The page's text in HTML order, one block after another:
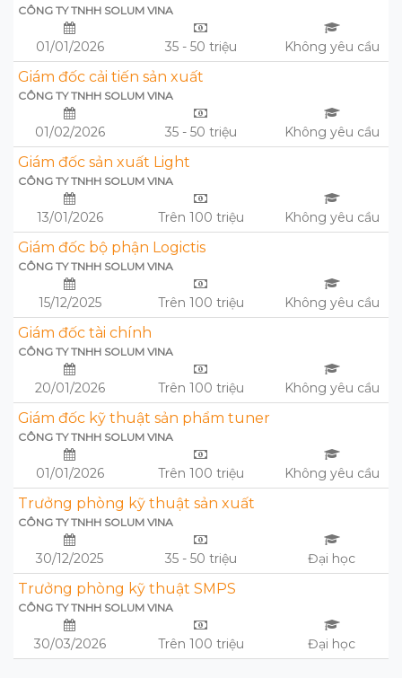
CÔNG TY TNHH SOLUM VINA
01/01/2026 35 - 50 triệu Không yêu cầu
Giám đốc cải tiến sản xuất
CÔNG TY TNHH SOLUM VINA
01/02/2026 35 - 50 triệu Không yêu cầu
Giám đốc sản xuất Light
CÔNG TY TNHH SOLUM VINA
13/01/2026 Trên 100 triệu Không yêu cầu
Giám đốc bộ phận Logictis
CÔNG TY TNHH SOLUM VINA
15/12/2025 Trên 100 triệu Không yêu cầu
Giám đốc tài chính
CÔNG TY TNHH SOLUM VINA
20/01/2026 Trên 100 triệu Không yêu cầu
Giám đốc kỹ thuật sản phẩm tuner
CÔNG TY TNHH SOLUM VINA
01/01/2026 Trên 100 triệu Không yêu cầu
Trưởng phòng kỹ thuật sản xuất
CÔNG TY TNHH SOLUM VINA
30/12/2025 35 - 50 triệu Đại học
Trưởng phòng kỹ thuật SMPS
CÔNG TY TNHH SOLUM VINA
30/03/2026 Trên 100 triệu Đại học